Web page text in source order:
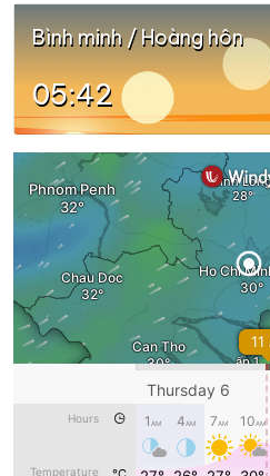
Bình minh / Hoàng hôn
05:42